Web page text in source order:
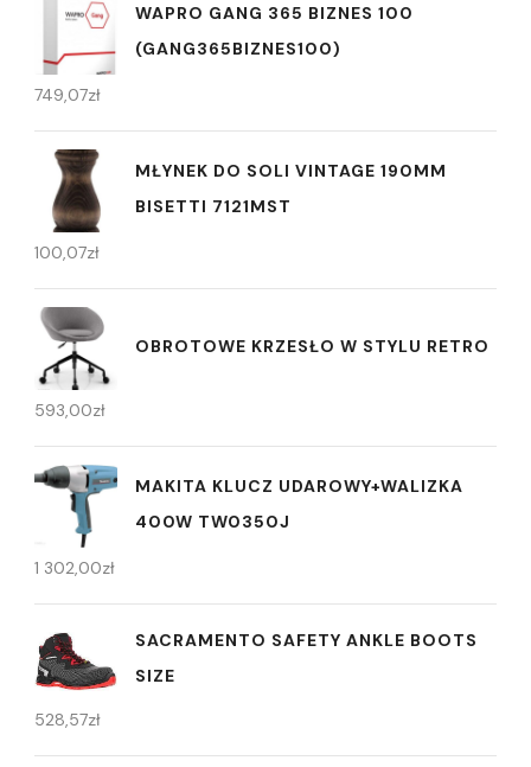
WAPRO GANG 365 BIZNES 100
(GANG365BIZNES100)
749,07zł
MŁYNEK DO SOLI VINTAGE 190MM
BISETTI 7121MST
100,07zł
OBROTOWE KRZESŁO W STYLU RETRO
593,00zł
MAKITA KLUCZ UDAROWY+WALIZKA
400W TW0350J
1 302,00zł
SACRAMENTO SAFETY ANKLE BOOTS
SIZE
528,57zł